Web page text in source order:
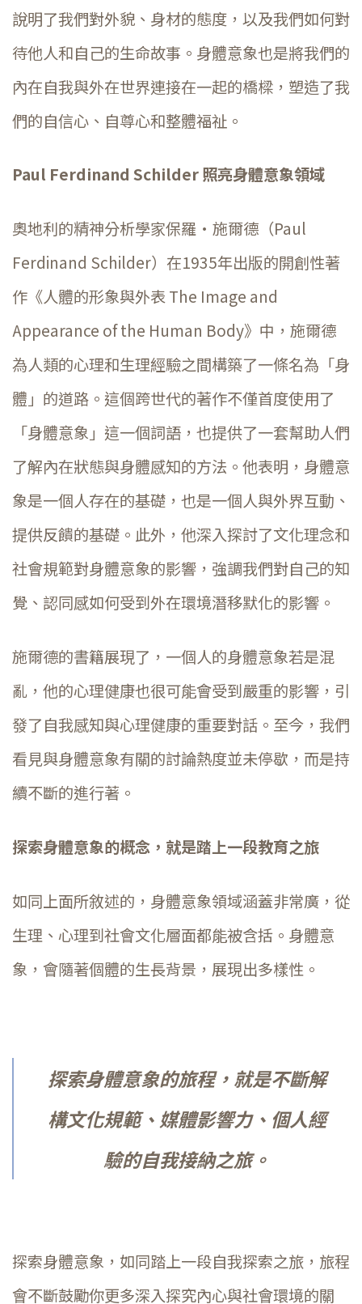
說明了我們對外貌、身材的態度，以及我們如何對
待他人和自己的生命故事。身體意象也是將我們的
內在自我與外在世界連接在一起的橋樑，塑造了我
們的自信心、自尊心和整體福祉。
Paul Ferdinand Schilder 照亮身體意象領域
奧地利的精神分析學家保羅·施爾德（Paul
Ferdinand Schilder）在1935年出版的開創性著
作《人體的形象與外表 The Image and
Appearance of the Human Body》中，施爾德
為人類的心理和生理經驗之間構築了一條名為「身
體」的道路。這個跨世代的著作不僅首度使用了
「身體意象」這一個詞語，也提供了一套幫助人們
了解內在狀態與身體感知的方法。他表明，身體意
象是一個人存在的基礎，也是一個人與外界互動、
提供反饋的基礎。此外，他深入探討了文化理念和
社會規範對身體意象的影響，強調我們對自己的知
覺、認同感如何受到外在環境潛移默化的影響。
施爾德的書籍展現了，一個人的身體意象若是混
亂，他的心理健康也很可能會受到嚴重的影響，引
發了自我感知與心理健康的重要對話。至今，我們
看見與身體意象有關的討論熱度並未停歇，而是持
續不斷的進行著。
探索身體意象的概念，就是踏上一段教育之旅
如同上面所敘述的，身體意象領域涵蓋非常廣，從
生理、心理到社會文化層面都能被含括。身體意
象，會隨著個體的生長背景，展現出多樣性。
探索身體意象的旅程，就是不斷解
構文化規範、媒體影響力、個人經
驗的自我接納之旅。
探索身體意象，如同踏上一段自我探索之旅，旅程
會不斷鼓勵你更多深入探究內心與社會環境的關